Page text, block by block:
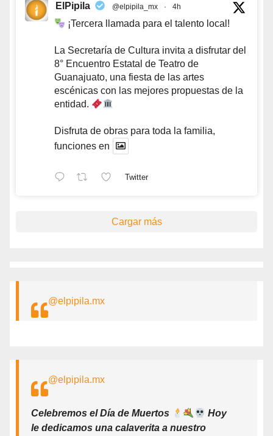
ElPipila @elpipila_mx · 4h
¡Tercera llamada para el talento local!
La Secretaría de Cultura invita a disfrutar del
8° Encuentro Estatal de Teatro de
Guanajuato, una fiesta de las artes
escénicas con las mejores propuestas de la
entidad.
Disfruta de obras para toda la familia,
funciones en
Twitter
Cargar más
@elpipila.mx
@elpipila.mx
Celebremos el Día de Muertos
Hoy
le dedicamos una calaverita a nuestro